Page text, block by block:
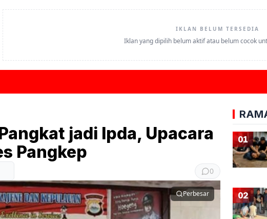
IKLAN BELUM TERSEDIA
Iklan yang dipilih belum aktif atau belum cocok
jadi Ipda, Upacara
Pangkep
0
Perbesar
01
02